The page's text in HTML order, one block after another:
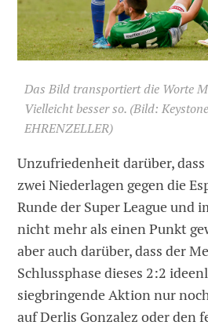
Das Bild transportiert die Worte
Vielleicht besser so. (Bild:
EHRENZELLER)
Unzufriedenheit darüber, dass
zwei Niederlagen gegen die
Runde der Super League und
nicht mehr als einen Punkt
aber auch darüber, dass der
Schlussphase dieses 2:2
siegbringende Aktion nur
auf Derlis Gonzalez oder den